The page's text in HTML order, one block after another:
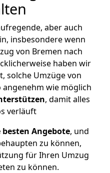
aber auch
insbesondere wenn
von Bremen nach
haben wir
solche Umzüge von
angenehm wie möglich
, damit alles
verläuft
Angebote, und
zu können,
für Ihren Umzug
zu können.